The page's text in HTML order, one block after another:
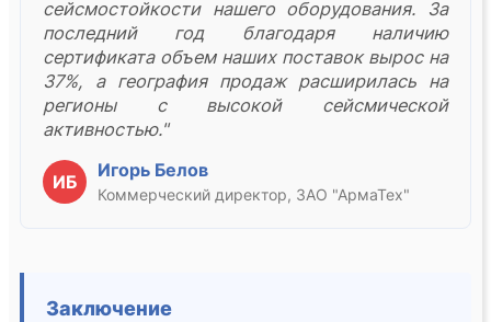
сейсмостойкости нашего оборудования. За
последний год благодаря наличию
сертификата объем наших поставок вырос на
37%, а география продаж расширилась на
регионы с высокой сейсмической
активностью."
ИБ
Игорь Белов
Коммерческий директор, ЗАО "АрмаТех"
Заключение